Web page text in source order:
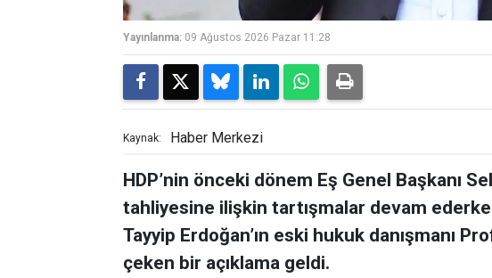
Yayınlanma: 09 Ağustos 2026 Pazar 11:28
Kaynak: Haber Merkezi
HDP’nin önceki dönem Eş Genel Başkanı
tahliyesine ilişkin tartışmalar devam
Tayyip Erdoğan’ın eski hukuk danışmanı
çeken bir açıklama geldi.